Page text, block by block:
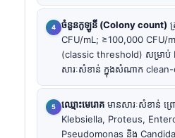
ចំនួនកូឡូនី (Colony count)
CFU/mL; ≥100,000 CFU/
(classic threshold) សម្រាប់
សារៈសំខាន់ ក្នុងសំណាក
ឈ្មោះមេរោគ មានសារៈសំខាន់ ព្
Klebsiella, Proteus,
Pseudomonas និង Candida